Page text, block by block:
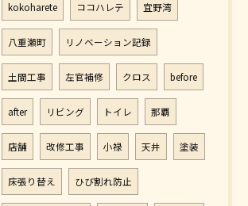
kokoharete ココハレテ 宜野湾
八重瀬町 リノベーション記録
土間工事 左官補修 クロス before
after リビング トイレ 那覇
店舗 改修工事 小禄 天井 塗装
床張り替え ひび割れ防止